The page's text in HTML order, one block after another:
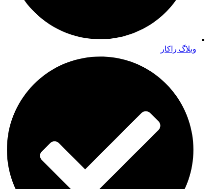
وبلاگ راکار